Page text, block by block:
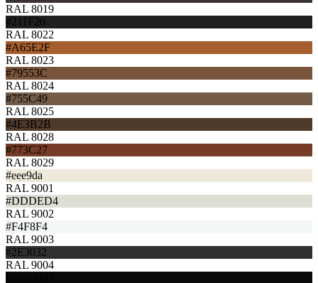
RAL 8019
#211F20
RAL 8022
#A65E2F
RAL 8023
#79553C
RAL 8024
#755C49
RAL 8025
#4E3B2B
RAL 8028
#773C27
RAL 8029
#eee9da
RAL 9001
#DDDED4
RAL 9002
#F4F8F4
RAL 9003
#2E3032
RAL 9004